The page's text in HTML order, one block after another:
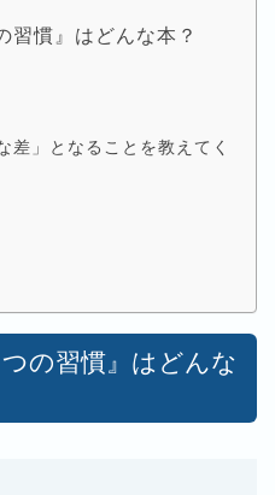
習慣』はどんな本？
差」となることを教えてく
の習慣』はどんな